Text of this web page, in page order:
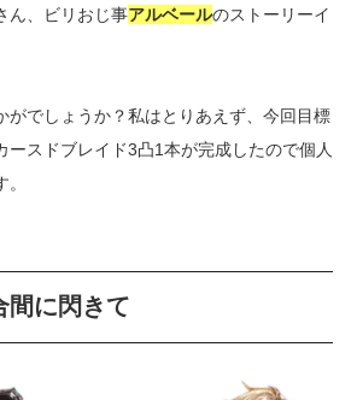
ん、ビリおじ事アルベールのストーリーイ
がでしょうか？私はとりあえず、今回目標
ースドブレイド3凸1本が完成したので個人
間に閃きて